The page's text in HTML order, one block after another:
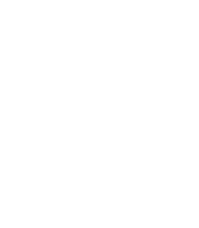
ても気に入りました。 発送も早く、
届いたようで安心いたしまし